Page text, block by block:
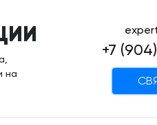
на
+7